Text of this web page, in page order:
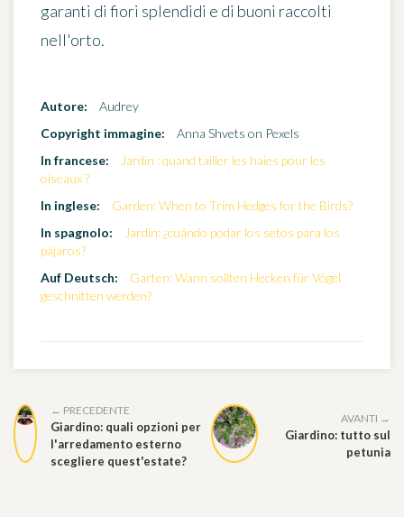
garanti di fiori splendidi e di buoni raccolti
nell'orto.
Autore:
Audrey
Copyright immagine:
Anna Shvets on Pexels
In francese:
Jardin : quand tailler les haies pour les
oiseaux ?
In inglese:
Garden: When to Trim Hedges for the Birds?
In spagnolo:
Jardín: ¿cuándo podar los setos para los
pájaros?
Auf Deutsch:
Garten: Wann sollten Hecken für Vögel
geschnitten werden?
← PRECEDENTE
Giardino: quali opzioni per
l'arredamento esterno
scegliere quest'estate?
AVANTI →
Giardino: tutto sul
petunia